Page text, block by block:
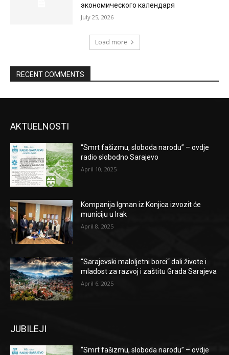
экономического календаря
July 25, 2026
Load more
RECENT COMMENTS
AKTUELNOSTI
“Smrt fašizmu, sloboda narodu” – ovdje
radio slobodno Sarajevo
April 10, 2025
Kompanija Igman iz Konjica izvozit će
municiju u Irak
April 8, 2025
“Sarajevski maloljetni borci“ dali živote i
mladost za razvoj i zaštitu Grada Sarajeva
April 6, 2025
JUBILEJI
“Smrt fašizmu, sloboda narodu” – ovdje